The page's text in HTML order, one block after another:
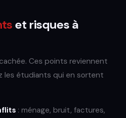
et risques à
Ces points reviennent
les étudiants qui en sortent
: ménage, bruit, factures,